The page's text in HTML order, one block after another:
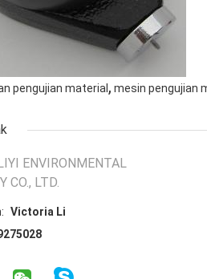
pengujian material , mesin pengujian
ENVIRONMENTAL
CO., LTD.
Victoria Li